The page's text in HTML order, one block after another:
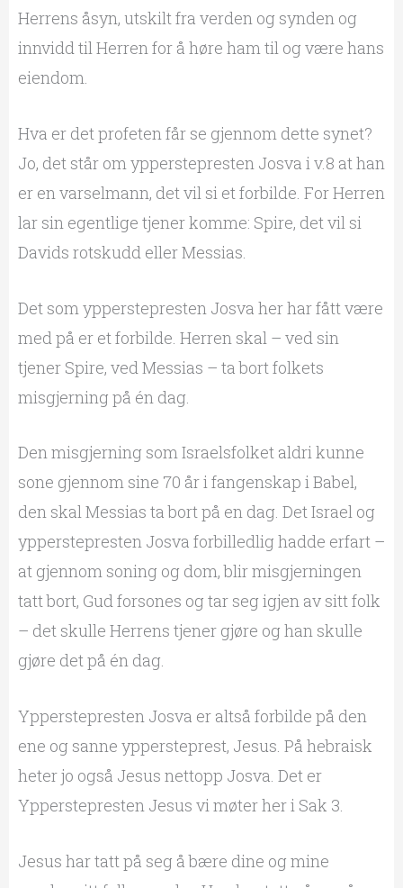
Herrens åsyn, utskilt fra verden og synden og
innvidd til Herren for å høre ham til og være hans
eiendom.
Hva er det profeten får se gjennom dette synet?
Jo, det står om ypperstepresten Josva i v.8 at han
er en varselmann, det vil si et forbilde. For Herren
lar sin egentlige tjener komme: Spire, det vil si
Davids rotskudd eller Messias.
Det som ypperstepresten Josva her har fått være
med på er et forbilde. Herren skal – ved sin
tjener Spire, ved Messias – ta bort folkets
misgjerning på én dag.
Den misgjerning som Israelsfolket aldri kunne
sone gjennom sine 70 år i fangenskap i Babel,
den skal Messias ta bort på en dag. Det Israel og
ypperstepresten Josva forbilledlig hadde erfart –
at gjennom soning og dom, blir misgjerningen
tatt bort, Gud forsones og tar seg igjen av sitt folk
– det skulle Herrens tjener gjøre og han skulle
gjøre det på én dag.
Ypperstepresten Josva er altså forbilde på den
ene og sanne yppersteprest, Jesus. På hebraisk
heter jo også Jesus nettopp Josva. Det er
Ypperstepresten Jesus vi møter her i Sak 3.
Jesus har tatt på seg å bære dine og mine